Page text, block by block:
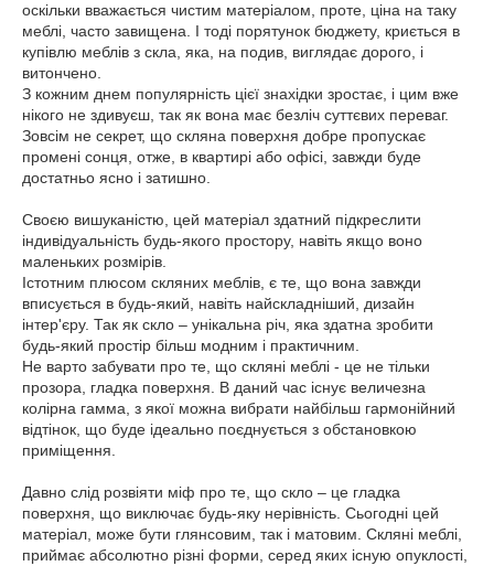
оскільки вважається чистим матеріалом, проте, ціна на таку
меблі, часто завищена. І тоді порятунок бюджету, криється в
купівлю меблів з скла, яка, на подив, виглядає дорого, і
витончено.
З кожним днем популярність цієї знахідки зростає, і цим вже
нікого не здивуєш, так як вона має безліч суттєвих переваг.
Зовсім не секрет, що скляна поверхня добре пропускає
промені сонця, отже, в квартирі або офісі, завжди буде
достатньо ясно і затишно.
Своєю вишуканістю, цей матеріал здатний підкреслити
індивідуальність будь-якого простору, навіть якщо воно
маленьких розмірів.
Істотним плюсом скляних меблів, є те, що вона завжди
вписується в будь-який, навіть найскладніший, дизайн
інтер'єру. Так як скло – унікальна річ, яка здатна зробити
будь-який простір більш модним і практичним.
Не варто забувати про те, що скляні меблі - це не тільки
прозора, гладка поверхня. В даний час існує величезна
колірна гамма, з якої можна вибрати найбільш гармонійний
відтінок, що буде ідеально поєднується з обстановкою
приміщення.
Давно слід розвіяти міф про те, що скло – це гладка
поверхня, що виключає будь-яку нерівність. Сьогодні цей
матеріал, може бути глянсовим, так і матовим. Скляні меблі,
приймає абсолютно різні форми, серед яких існую опуклості,